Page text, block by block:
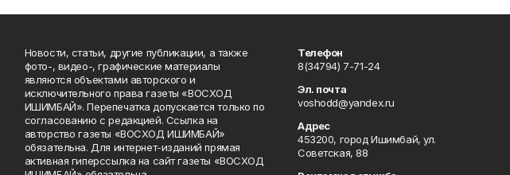
Новости, статьи, другие публикации, а также
фото-, видео-, графические материалы
являются объектами авторского и
исключительного права газеты «ВОСХОД
ИШИМБАЙ». Перепечатка допускается только по
согласованию с редакцией. Ссылка на
авторство газеты «ВОСХОД ИШИМБАЙ»
обязательна. Для интернет-изданий прямая
активная гиперссылка на сайт газеты «ВОСХОД
Телефон
8(34794) 7-71-24
Эл. почта
voshodd@yandex.ru
Адрес
453200, город Ишимбай, ул.
Советская, 88